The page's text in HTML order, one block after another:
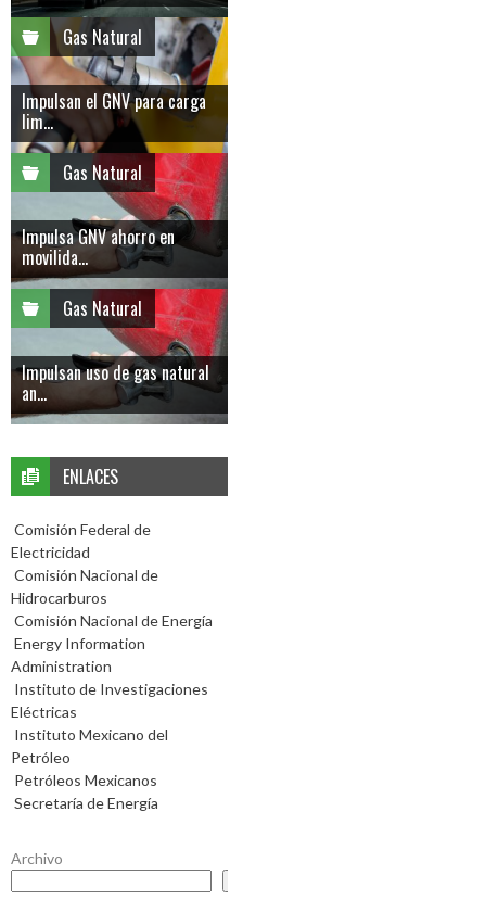
Gas Natural
Impulsan el GNV para carga
lim...
Gas Natural
Impulsa GNV ahorro en
movilida...
Gas Natural
Impulsan uso de gas natural
an...
ENLACES
Comisión Federal de
Electricidad
Comisión Nacional de
Hidrocarburos
Comisión Nacional de Energía
Energy Information
Administration
Instituto de Investigaciones
Eléctricas
Instituto Mexicano del
Petróleo
Petróleos Mexicanos
Secretaría de Energía
Archivo